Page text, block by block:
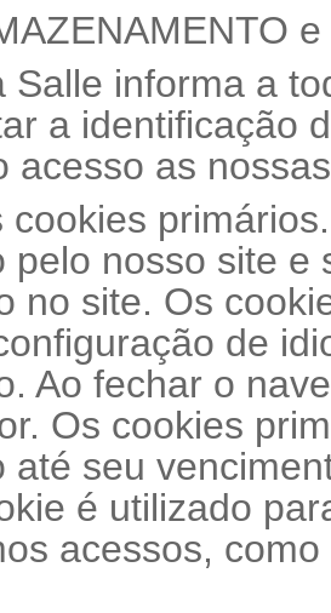
Salle informa a
a identificação
acesso as
cookies
pelo nosso site
no site. Os
de
Ao fechar o
Os cookies
até seu
é utilizado
acessos,